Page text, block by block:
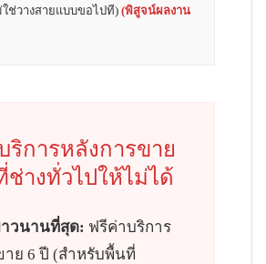
ช่วางสายแบบขอไปที) (พิสูจน์ผลงาน
ริการหลังการขาย
ช่างทั่วไปให้ไม่ได้
วนานที่สุด: ฟรีค่าบริการ
าย 6 ปี (สำหรับพื้นที่